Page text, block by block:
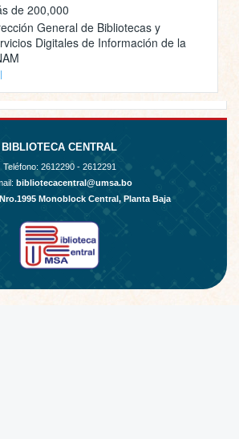
de 200,000
General de Bibliotecas y
Digitales de Información de la
BIBLIOTECA CENTRAL
Teléfono: 2612290 - 2612291
bibliotecacentral@umsa.bo
Monoblock Central, Planta Baja